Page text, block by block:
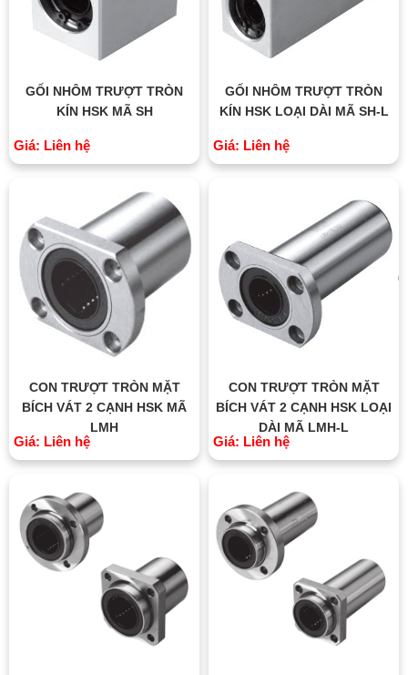
GỐI NHÔM TRƯỢT TRÒN
KÍN HSK MÃ SH
Giá: Liên hệ
GỐI NHÔM TRƯỢT TRÒN
KÍN HSK LOẠI DÀI MÃ SH-L
Giá: Liên hệ
CON TRƯỢT TRÒN MẶT
BÍCH VÁT 2 CẠNH HSK MÃ
LMH
Giá: Liên hệ
CON TRƯỢT TRÒN MẶT
BÍCH VÁT 2 CẠNH HSK LOẠI
DÀI MÃ LMH-L
Giá: Liên hệ